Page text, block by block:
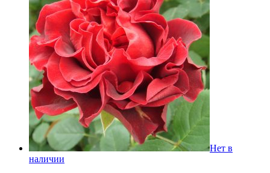
Нет в
наличии